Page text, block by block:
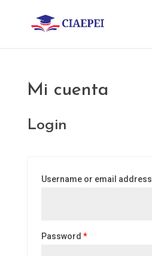
Mi cuenta
Login
Username or email address
Password *